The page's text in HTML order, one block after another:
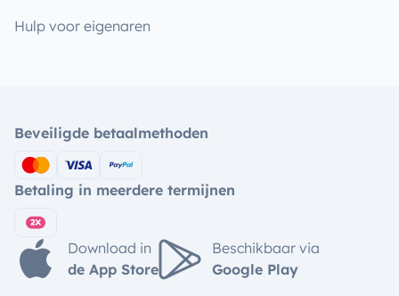
Hulp voor eigenaren
Beveiligde betaalmethoden
Betaling in meerdere termijnen
Download in
de App Store
Beschikbaar via
Google Play